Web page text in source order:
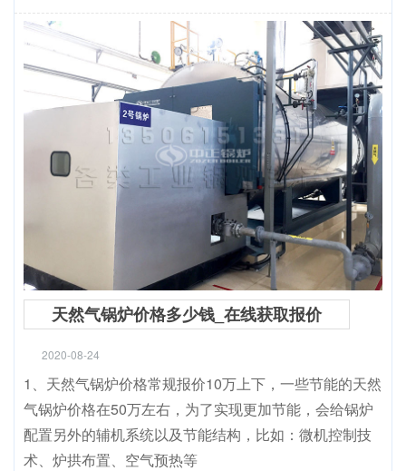
天然气锅炉价格多少钱_在线获取报价
2020-08-24
1、天然气锅炉价格常规报价10万上下，一些节能的天然
气锅炉价格在50万左右，为了实现更加节能，会给锅炉
配置另外的辅机系统以及节能结构，比如：微机控制技
术、炉拱布置、空气预热等